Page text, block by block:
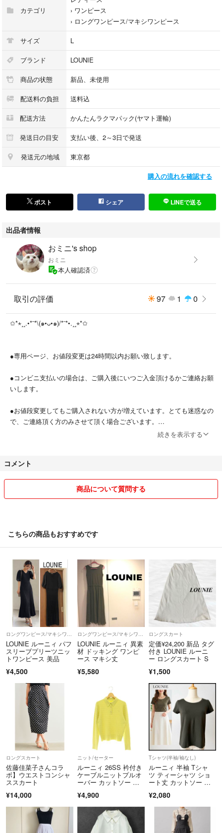
≪ポリエステル混ブロード≫
液体アンモニア加工+樹脂加工を施すことにより、コシのあるしなやかな
反発感とさらりとした風合いが特徴。
ポリエステル糸には、使用済のペットボトルや衣料品、繊維くずを原料と
したリサイクルポリエステルを使用した環境に配慮した素材です。
・シャツワンピースを今年らしいデザインでアップデート。
・切り替えラインに動きを出して、さらに胸元のポケットがアクセント。
・細めのベルト付きでウエストマークすることで、スタイルアップ効果抜
群です。
・1枚で華やかに決まるおすすめアイテムです。アンダードレス付き
日本製ワンピース 日本製シャツワンピース 泉里香 朝比奈彩 イエナ m
ame kurogouchi アダムエロペ theory DRAWER ESTNATION アメリヴィ
ンテージ machatt ナノユニバース スピック&スパン ハイク ジョーナル
スタンダード ダブルスタンダード オーラリー スタイリング エトレト
ウキョウ トゥモローランド シップス ガリャルダガランテ アナイ グリ
ーンレーベルリラクシング ミラオーウェン anuans ANAYI herlipto so
マン ebure リムアーク ルシェルブルー スライ マウジー ロンハンマ
ー アドーア 雑誌掲載 通勤コーデ デート服 オフィス お仕事スタイ
#おミニ新作新品
#おミニワンピース
#おミニ出品一覧
柄···無地
カテゴリ
› ワンピース
› ロングワンピース/マキシワンピース
サイズ L
ブランド LOUNIE
商品の状態 新品、未使用
配送料の負担 送料込
配送方法 かんたんラクマパック(ヤマト運輸)
発送日の目安 支払い後、2～3日で発送
発送元の地域 東京都
購入の流れを確認する
ポスト シェア LINEで送る
出品者情報
おミニ's shop
おミニ
本人確認済
取引の評価 97 1 0
✩*⋆¸¸.•*¨*\(๑•ᴗ•๑)/*¨*•.¸¸⋆*✩
●専用ページ、お値段変更は24時間以内お願い致します。
●コンビニ支払いの場合は、ご購入後にいつご入金頂けるかご連絡お願
いします。
●お値段変更してもご購入されない方が増えています。とても迷惑なの
で、ご連絡頂く方のみさせて頂く場合ございます。
●常識を超えたお値引きはブロックする場合ございます。イタズラや、
●評価なしの方でもお取引できますが、ご購入後に一度ご連絡お願いし
●店頭同様な完璧をお求める方、少し汚れがある場合もあります。少し
●畳ジワ絶対ありますので、気になさる方はご遠慮お願いします。
迅速の発送できるよう努めております。翌日発送、〇〇日まで受け取り
はご遠慮お願い致します。
◎コメント頂いた方、お値段変更後でも、ご購入される方優先です。他
の方をキャンセルする事は致しません。
あらかじめご了承下さい。
★梱包について
コンパクトではありますが、綺麗に梱包した上で発送致しております。
★梱包の際に髪の毛やほこりなど付いてしまう場合あります。畳み方が
気に入らない、畳みシワなど、完璧にお求める方、神経質な方はご遠慮
お願いします。
発送はなるべく早めにできるよう心掛けておりますが、仕事の都合で発
送が遅くなる場合あります。ご了承ください(´ . .̫ . `)
★即購入オッケーです！！
コメントなしで大丈夫です꒰ღ˘◡˘ற꒱
★基本的に即回答致しております。
返品交換は不良品以外対応出来ません。コロナ時期で商品管理は全て万
全致しております。
続きを表示する
コメント
商品について質問する
こちらの商品もおすすめです
LOUNIE ルーニィ パフ
スリーブプリーツニッ
トワンピース 美品
¥4,500
LOUNIE ルーニィ 異素
材 ドッキング ワンピ
ース マキシ丈
¥5,580
ロングスカート
定価¥24,200 新品 タグ
付き LOUNIE ルーニ
ー ロングスカート S
¥1,500
ロングスカート
佐藤佳菜子さんコラ
ボ】ウエストコンシャ
ススカート
¥14,000
ニット/セーター
ルーニィ 26SS 衿付き
ケーブルニットプルオ
ーバー カットソー 長
¥4,900
Tシャツ(半袖/袖なし)
ルーニィ 半袖 Tシャ
ツ ティーシャツ ショ
ート丈 カットソー カ
¥2,080